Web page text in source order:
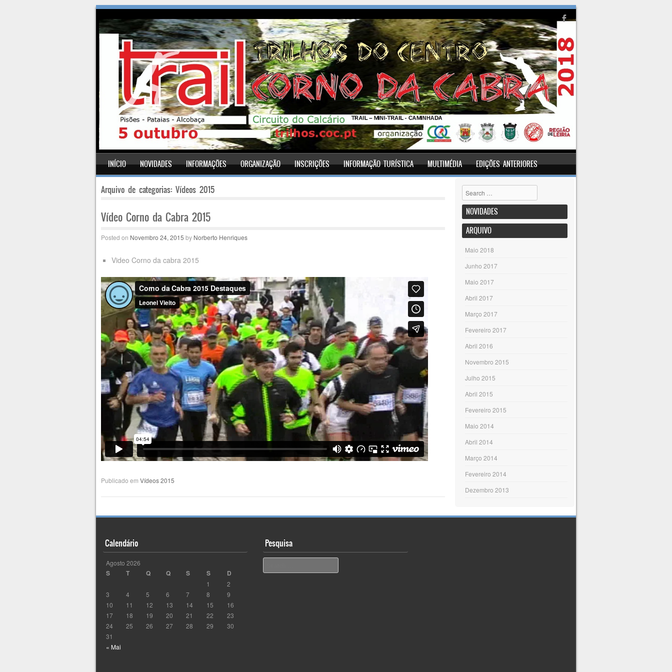
Menu
SKIP TO CONTENT
INÍCIO NOVIDADES INFORMAÇÕES ORGANIZAÇÃO INSCRIÇÕES INFORMAÇÃO TURÍSTICA MULTIMÉDIA EDIÇÕES ANTERIORES
Arquivo de categorias: Vídeos 2015
Vídeo Corno da Cabra 2015
Posted on Novembro 24, 2015 by Norberto Henriques
Video Corno da cabra 2015
Publicado em Vídeos 2015
Pesquisar
NOVIDADES
ARQUIVO
Maio 2018
Junho 2017
Maio 2017
Abril 2017
Março 2017
Fevereiro 2017
Abril 2016
Novembro 2015
Julho 2015
Abril 2015
Fevereiro 2015
Maio 2014
Abril 2014
Março 2014
Fevereiro 2014
Dezembro 2013
Calendário
Agosto 2026
S T Q Q S S D
« Mai
1
2
3
4 5 6 7 8
9
10
11 12 13 14 15
16
17
18 19 20 21 22
23
24
25 26 27 28 29
30
31
Pesquisa